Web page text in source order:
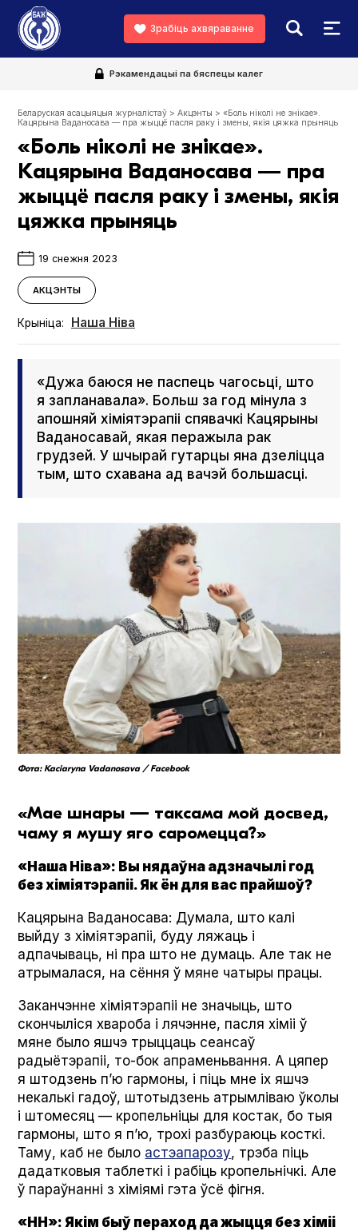
Зрабіць ахвяраванне
Рэкамендацыі па бяспецы калег
Беларуская асацыяцыя журналістаў >Акцэнты >«Боль ніколі не знікае».
Кацярына Ваданосава — пра жыццё пасля раку і змены, якія цяжка прыняць
«Боль ніколі не знікае».
Кацярына Ваданосава — пра
жыццё пасля раку і змены, якія
цяжка прыняць
19 снежня 2023
АКЦЭНТЫ
Крыніца: Наша Ніва
«Дужа баюся не паспець чагосьці, што
я запланавала». Больш за год мінула з
апошняй хіміятэрапіі спявачкі Кацярыны
Ваданосавай, якая перажыла рак
грудзей. У шчырай гутарцы яна дзеліцца
тым, што схавана ад вачэй большасці.
Фота: Kaciaryna Vadanosava / Facebook
«Мае шнары — таксама мой досвед,
чаму я мушу яго саромецца?»
«Наша Ніва»: Вы нядаўна адзначылі год
без хіміятэрапіі. Як ён для вас прайшоў?
Кацярына Ваданосава: Думала, што калі
выйду з хіміятэрапіі, буду ляжаць і
адпачываць, ні пра што не думаць. Але так не
атрымалася, на сёння ў мяне чатыры працы.
Заканчэнне хіміятэрапіі не значыць, што
скончыліся хвароба і лячэнне, пасля хіміі ў
мяне было яшчэ трыццаць сеансаў
радыётэрапіі, то-бок апраменьвання. А цяпер
я штодзень п’ю гармоны, і піць мне іх яшчэ
некалькі гадоў, штотыдзень атрымліваю ўколы
і штомесяц — кропельніцы для костак, бо тыя
гармоны, што я п’ю, трохі разбураюць косткі.
Таму, каб не было астэапарозу, трэба піць
дадатковыя таблеткі і рабіць кропельнічкі. Але
ў параўнанні з хіміямі гэта ўсё фігня.
«НН»: Якім быў пераход да жыцця без хіміі